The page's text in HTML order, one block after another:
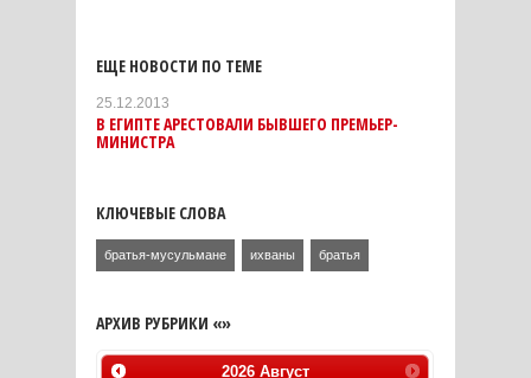
ЕЩЕ НОВОСТИ ПО ТЕМЕ
25.12.2013
В ЕГИПТЕ АРЕСТОВАЛИ БЫВШЕГО ПРЕМЬЕР-
МИНИСТРА
КЛЮЧЕВЫЕ СЛОВА
братья-мусульмане ихваны братья
АРХИВ РУБРИКИ «»
2026 Август